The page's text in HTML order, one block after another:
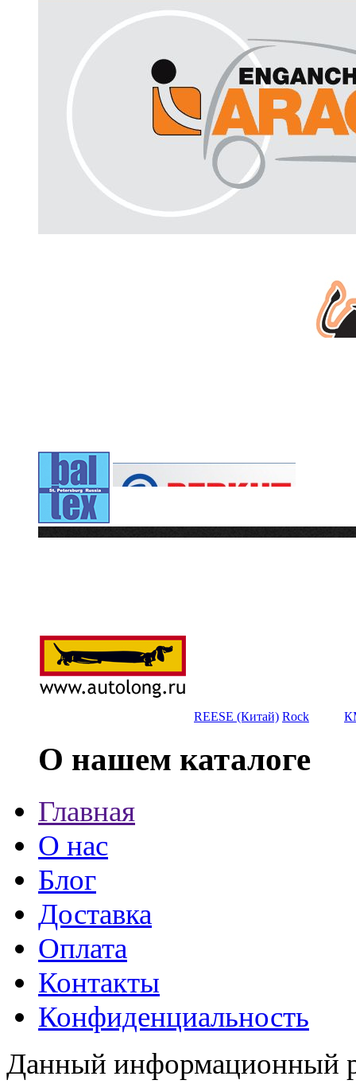
REESE (Китай) Rock
О нашем каталоге
Главная
О нас
Блог
Доставка
Оплата
Контакты
Конфиденциальность
Данный информационный